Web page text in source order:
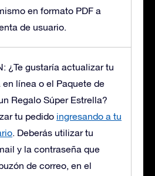
en formato PDF a
de usuario.
¿Te gustaría actualizar tu
en línea o el Paquete de
Regalo Súper Estrella?
tu pedido ingresando a tu
. Deberás utilizar tu
y la contraseña que
de correo, en el